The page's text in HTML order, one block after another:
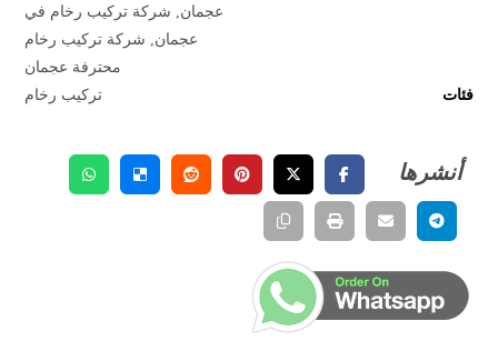
عجمان
شركة تركيب رخام في
عجمان
شركة تركيب رخام
محترفة عجمان
فئات
تركيب رخام